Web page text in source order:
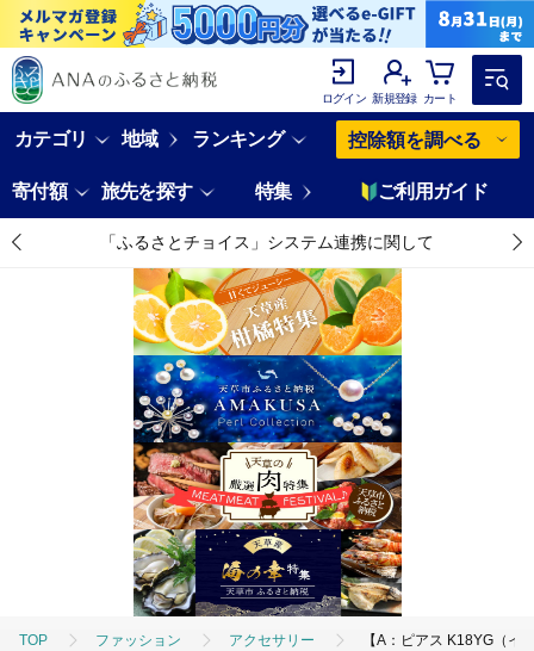
ログイン 新規登録 カート
カテゴリ 地域 ランキング 控除額を調べる
寄付額 旅先を探す 特集 ご利用ガイド
「ふるさとチョイス」システム連携に関して
TOP ファッション アクセサリー 【A：ピアス K18YG（